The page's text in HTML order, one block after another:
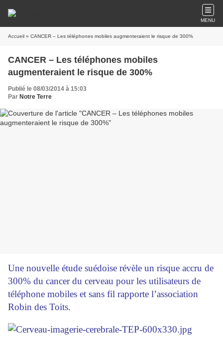
MENU
Accueil » CANCER – Les téléphones mobiles augmenteraient le risque de 300%
CANCER – Les téléphones mobiles
augmenteraient le risque de 300%
Publié le 08/03/2014 à 15:03
Par Notre Terre
Une nouvelle étude suédoise révèle un risque accru de
300% du cancer du cerveau pour les utilisateurs de
téléphone mobiles et sans fil rapporte l’association
Robin des Toits.